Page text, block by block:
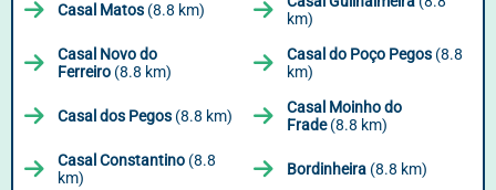
Casal Matos (8.8 km)
km)
Casal Novo do
Ferreiro (8.8 km)
Casal do Poço Pegos (8.8
km)
Casal dos Pegos (8.8 km)
Casal Moinho do
Frade(8.8 km)
Casal Constantino (8.8
km)
Bordinheira (8.8 km)